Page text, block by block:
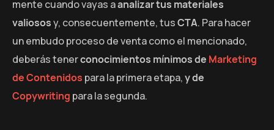
mente cuando vayas aanalizar tus materiales
valiososy, consecuentemente, tusCTA. Para hacer
un embudo proceso de venta como el mencionado,
deberás tenerconocimientos mínimos de Marketing
de Contenidos para la primera etapa,y de
Copywriting para la segunda.